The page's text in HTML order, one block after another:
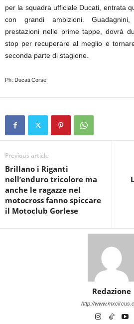
per la squadra ufficiale Ducati, entrata
con grandi ambizioni.
prestazioni nelle prime tappe, dovrà
stop per recuperare al meglio e
seconda parte di stagione.
Ph: Ducati Corse
Previous article
Brillano i Riganti
nell’enduro tricolore ma
anche le ragazze nel
motocross fanno spiccare
il Motoclub Gorlese
Redazione
http://